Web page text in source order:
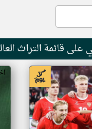
قائمة التراث